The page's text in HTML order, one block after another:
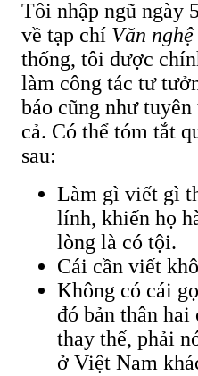
Tôi nhập ngũ ngày
về tạp chí Văn
thống, tôi được
làm công tác tư
báo cũng như
cả. Có thể tóm tắt
sau:
Làm gì viết gì
lính, khiến họ
lòng là có tội.
Cái cần viết
Không có cái
đó bản thân
thay thế, phải
ở Việt Nam